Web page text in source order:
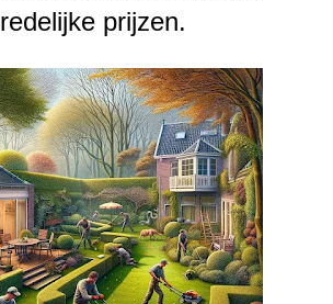
prijzen.